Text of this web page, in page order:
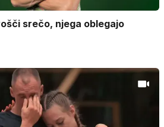
srečo, njega oblegajo